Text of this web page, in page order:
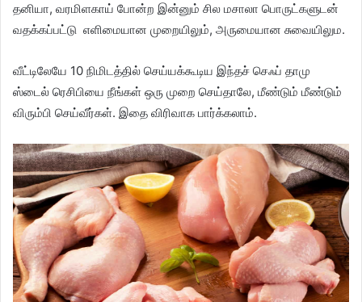
தனியா, வரமிளகாய் போன்ற இன்னும் சில மசாலா பொருட்களுடன்
வதக்கப்பட்டு எளிமையான முறையிலும், அருமையான சுவையிலும.
வீட்டிலேயே 10 நிமிடத்தில் செய்யக்கூடிய இந்தச் செஃப் தாமு
ஸ்டைல் ரெசிபியை நீங்கள் ஒரு முறை செய்தாலே, மீண்டும் மீண்டும்
விரும்பி செய்வீர்கள். இதை விரிவாக பார்க்கலாம்.